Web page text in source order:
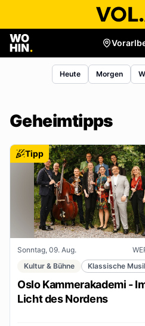
Heute Morgen
Geheimtipps
Tipp
Sonntag, 09. Aug.
Kultur & Bühne
Klassische
Oslo Kammerakademi -
Licht des Nordens